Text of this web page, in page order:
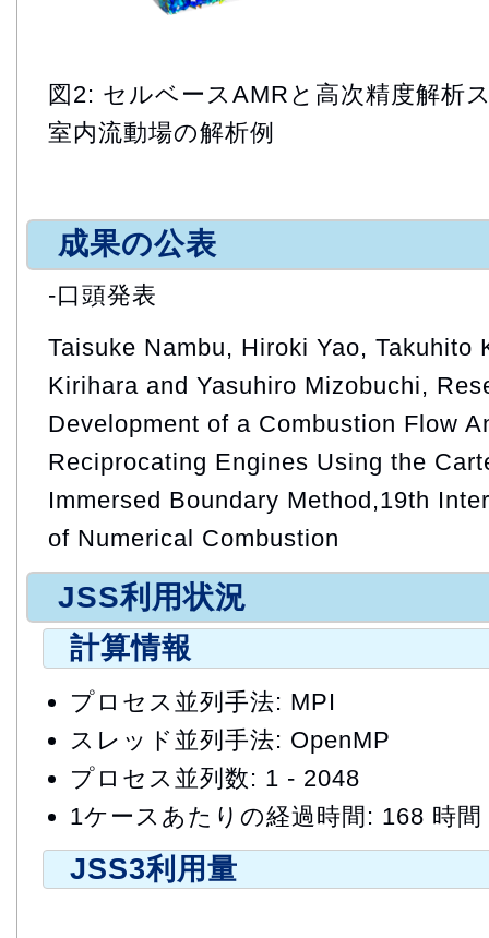
図2: セルベースAMRと高次精度解析
室内流動場の解析例
成果の公表
-口頭発表
Taisuke Nambu, Hiroki Yao, Takuhito
Kirihara and Yasuhiro Mizobuchi,
Development of a Combustion Flow
Reciprocating Engines Using the
Immersed Boundary Method,19th
of Numerical Combustion
JSS利用状況
計算情報
プロセス並列手法: MPI
スレッド並列手法: OpenMP
プロセス並列数: 1 - 2048
1ケースあたりの経過時間: 168 時間
JSS3利用量